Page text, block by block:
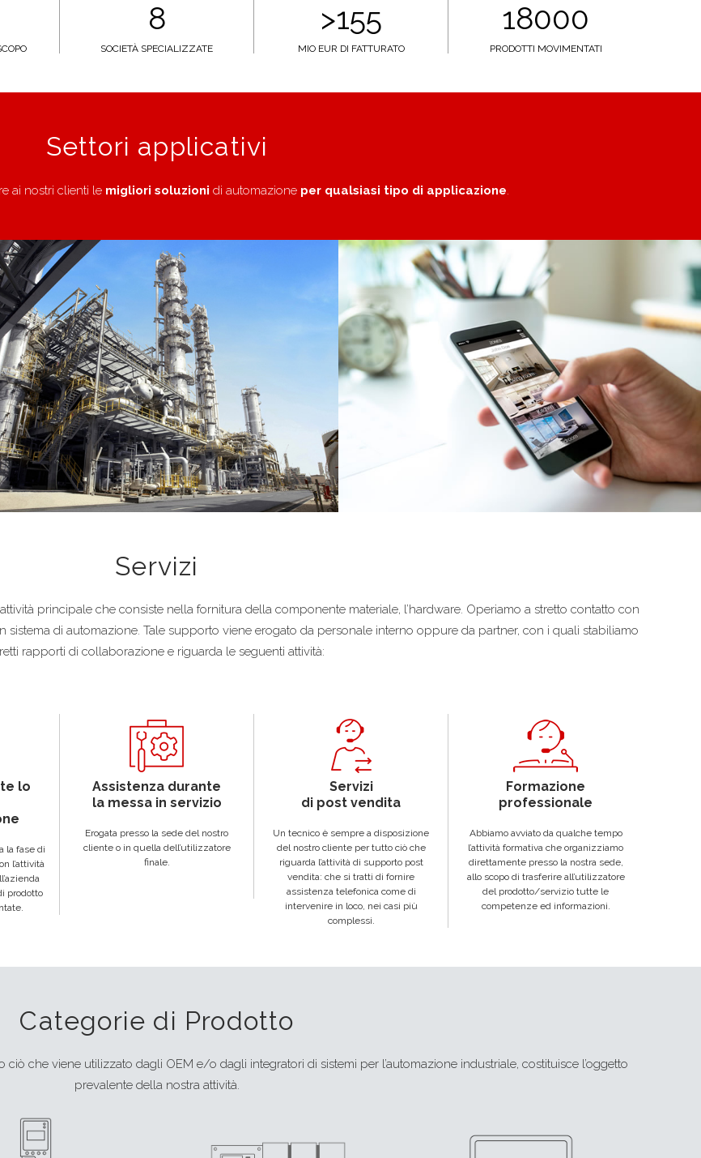
8
SOCIETÀ SPECIALIZZATE
>155
MIO EUR DI FATTURATO
18000
PRODOTTI MOVIMENTATI
Settori applicativi
ai nostri clienti le migliori soluzioni di automazione per qualsiasi tipo di applicazione.
Servizi
principale che consiste nella fornitura della componente materiale, l’hardware. Operiamo a stretto contatto con
di automazione. Tale supporto viene erogato da personale interno oppure da partner, con i quali stabiliamo
rapporti di collaborazione e riguarda le seguenti attività:
lo
la fase di
l’attività
prodotto
Assistenza durante
la messa in servizio
Erogata presso la sede del nostro
cliente o in quella dell’utilizzatore
finale.
Servizi
di post vendita
Un tecnico è sempre a disposizione
del nostro cliente per tutto ciò che
riguarda l’attività di supporto post
vendita: che si tratti di fornire
assistenza telefonica come di
intervenire in loco, nei casi più
complessi.
Formazione
professionale
Abbiamo avviato da qualche tempo
l’attività formativa che organizziamo
direttamente presso la nostra sede,
allo scopo di trasferire all’utilizzatore
del prodotto/servizio tutte le
competenze ed informazioni.
Categorie di Prodotto
che viene utilizzato dagli OEM e/o dagli integratori di sistemi per l’automazione industriale, costituisce l’oggetto
prevalente della nostra attività.